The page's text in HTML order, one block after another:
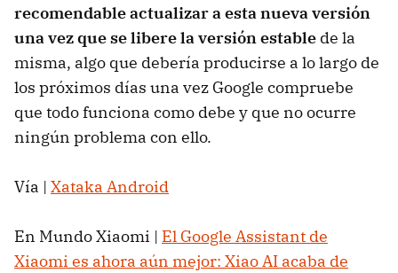
recomendable actualizar a esta nueva versión
una vez que se libere la versión estable de la
misma, algo que debería producirse a lo largo de
los próximos días una vez Google compruebe
que todo funciona como debe y que no ocurre
ningún problema con ello.
Vía | Xataka Android
En Mundo Xiaomi | El Google Assistant de
Xiaomi es ahora aún mejor: Xiao AI acaba de